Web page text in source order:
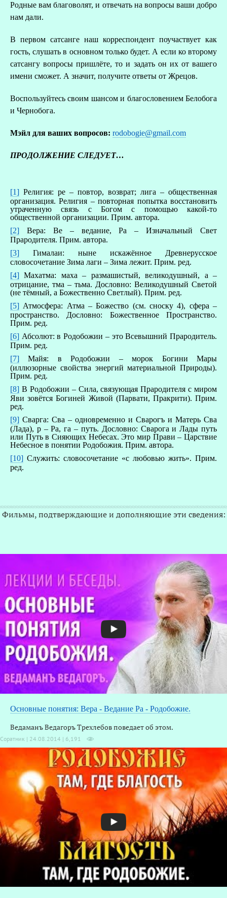
Родные вам благоволят, и отвечать на вопросы ваши добро
нам дали.
В первом сатсанге наш корреспондент поучаствует как
гость, слушать в основном только будет. А если ко второму
сатсангу вопросы пришлёте, то и задать он их от вашего
имени сможет. А значит, получите ответы от Жрецов.
Воспользуйтесь своим шансом и благословением Белобога
и Чернобога.
Мэйл для ваших вопросов: rodobogie@gmail.com
ПРОДОЛЖЕНИЕ СЛЕДУЕТ…
[1] Религия: ре – повтор, возврат; лига – общественная
организация. Религия – повторная попытка восстановить
утраченную связь с Богом с помощью какой-то
общественной организации. Прим. автора.
[2] Вера: Ве – ведание, Ра – Изначальный Свет
Прародителя. Прим. автора.
[3] Гималаи: ныне искажённое Древнерусское
словосочетание Зима лаги – Зима лежит. Прим. ред.
[4] Махатма: маха – размашистый, великодушный, а –
отрицание, тма – тьма. Дословно: Великодушный Светой
(не тёмный, а Божественно Светлый). Прим. ред.
[5] Атмосфера: Атма – Божество (см. сноску 4), сфера –
пространство. Дословно: Божественное Пространство.
Прим. ред.
[6] Абсолют: в Родобожии – это Всевышний Прародитель.
Прим. ред.
[7] Майя: в Родобожии – морок Богини Мары
(иллюзорные свойства энергий материальной Природы).
Прим. ред.
[8] В Родобожии – Сила, связующая Прародителя с миром
Яви зовётся Богиней Живой (Парвати, Пракрити). Прим.
ред.
[9] Сварга: Сва – одновременно и Сварогъ и Матерь Сва
(Лада), р – Ра, га – путь. Дословно: Сварога и Лады путь
или Путь в Сияющих Небесах. Это мир Прави – Царствие
Небесное в понятии Родобожия. Прим. автора.
[10] Служить: словосочетание «с любовью жить». Прим.
ред.
Фильмы, подтверждающие и дополняющие эти сведения:
Основные понятия: Вера - Ведание Ра - Родобожие.
Ведаманъ Ведагоръ Трехлебов поведает об этом.
Соратник | 24.08.2014 | 6,191